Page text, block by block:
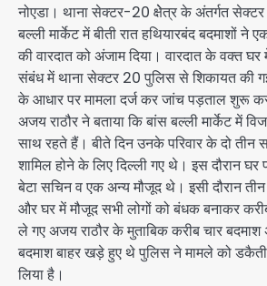
नोएडा। थाना सेक्टर-20 क्षेेत्र के अंतर्गत
बल्ली मार्केट में बीती रात हथियारबंद बदमाशों
की वारदात को अंजाम दिया। वारदात के वक्त
संबंध में थाना सेक्टर 20 पुलिस से शिकायत की
के आधार पर मामला दर्ज कर जांच पड़ताल शुरू
अजय राठौर ने बताया कि बांस बल्ली मार्केट में
साथ रहते हैं। बीते दिन उनके परिवार के दो तीन
शामिल होने के लिए दिल्ली गए थे। इस दौरान
बेटा सचिन व एक अन्य मौजूद थे। इसी दौरान
और घर में मौजूद सभी लोगों को बंधक बनाकर
ले गए अजय राठौर के मुताबिक करीब चार
बदमाश बाहर खड़े हुए थे पुलिस ने मामले को
लिया है।